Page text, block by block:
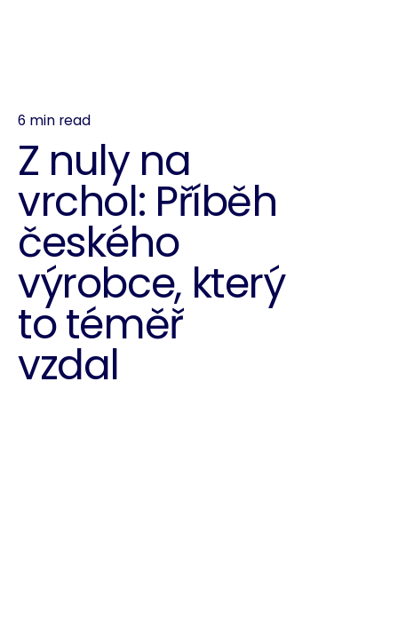
6 min read
Z nuly na
vrchol: Příběh
českého
výrobce, který
to téměř
vzdal